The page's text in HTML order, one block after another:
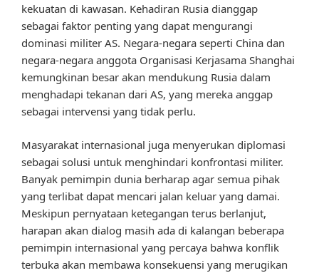
kekuatan di kawasan. Kehadiran Rusia dianggap
sebagai faktor penting yang dapat mengurangi
dominasi militer AS. Negara-negara seperti China dan
negara-negara anggota Organisasi Kerjasama Shanghai
kemungkinan besar akan mendukung Rusia dalam
menghadapi tekanan dari AS, yang mereka anggap
sebagai intervensi yang tidak perlu.
Masyarakat internasional juga menyerukan diplomasi
sebagai solusi untuk menghindari konfrontasi militer.
Banyak pemimpin dunia berharap agar semua pihak
yang terlibat dapat mencari jalan keluar yang damai.
Meskipun pernyataan ketegangan terus berlanjut,
harapan akan dialog masih ada di kalangan beberapa
pemimpin internasional yang percaya bahwa konflik
terbuka akan membawa konsekuensi yang merugikan